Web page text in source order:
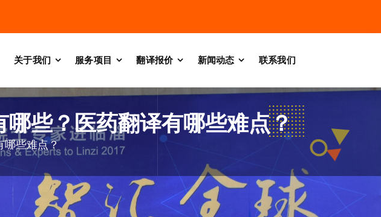
关于我们 服务项目 翻译报价 新闻动态 联系我们
些？医药翻译有哪些难点？
哪些难点？